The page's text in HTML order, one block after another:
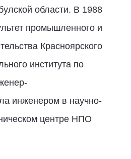
области. В 1988
промышленного и
Красноярского
института по
инженером в научно-
центре НПО